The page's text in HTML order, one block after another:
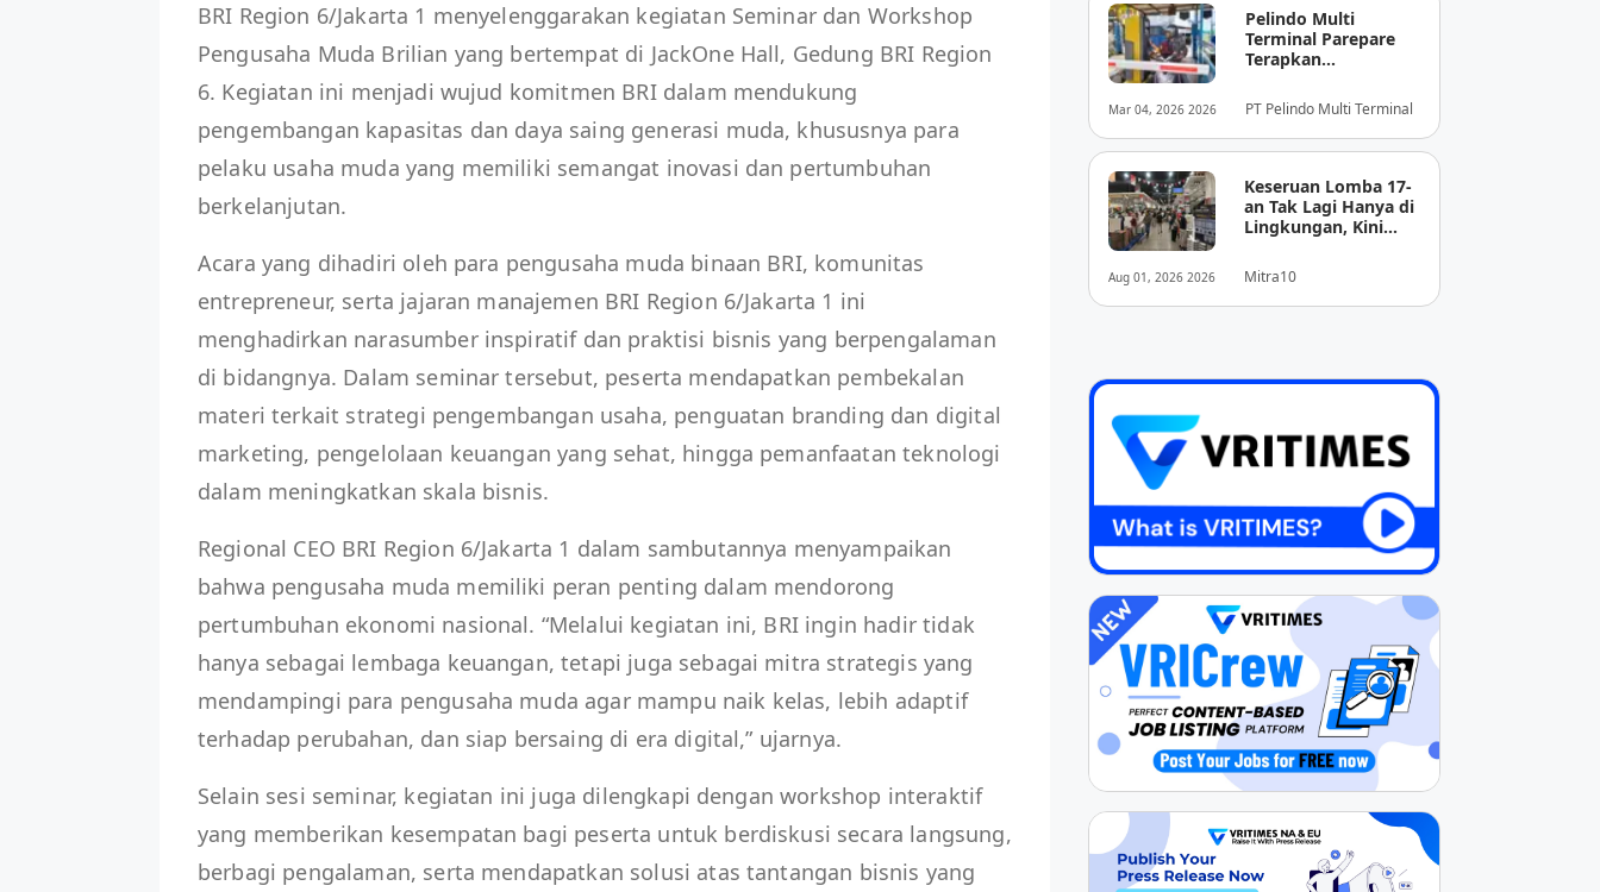
BRI Region 6/Jakarta 1 menyelenggarakan kegiatan Seminar dan Workshop
Pengusaha Muda Brilian yang bertempat di JackOne Hall, Gedung BRI Region
6. Kegiatan ini menjadi wujud komitmen BRI dalam mendukung
pengembangan kapasitas dan daya saing generasi muda, khususnya para
pelaku usaha muda yang memiliki semangat inovasi dan pertumbuhan
berkelanjutan.
Acara yang dihadiri oleh para pengusaha muda binaan BRI, komunitas
entrepreneur, serta jajaran manajemen BRI Region 6/Jakarta 1 ini
menghadirkan narasumber inspiratif dan praktisi bisnis yang berpengalaman
di bidangnya. Dalam seminar tersebut, peserta mendapatkan pembekalan
materi terkait strategi pengembangan usaha, penguatan branding dan digital
marketing, pengelolaan keuangan yang sehat, hingga pemanfaatan teknologi
dalam meningkatkan skala bisnis.
Regional CEO BRI Region 6/Jakarta 1 dalam sambutannya menyampaikan
bahwa pengusaha muda memiliki peran penting dalam mendorong
pertumbuhan ekonomi nasional. “Melalui kegiatan ini, BRI ingin hadir tidak
hanya sebagai lembaga keuangan, tetapi juga sebagai mitra strategis yang
mendampingi para pengusaha muda agar mampu naik kelas, lebih adaptif
terhadap perubahan, dan siap bersaing di era digital,” ujarnya.
Selain sesi seminar, kegiatan ini juga dilengkapi dengan workshop interaktif
yang memberikan kesempatan bagi peserta untuk berdiskusi secara langsung,
berbagi pengalaman, serta mendapatkan solusi atas tantangan bisnis yang
Mar 04, 2026 2026
Pelindo Multi
Terminal Parepare
Terapkan
Nontunai di Pintu
Masuk Pelabuhan
Nusantara
PT Pelindo Multi Terminal
Aug 01, 2026 2026
Keseruan Lomba 17-
an Tak Lagi Hanya di
Lingkungan, Kini
Berbelanja
Mitra10